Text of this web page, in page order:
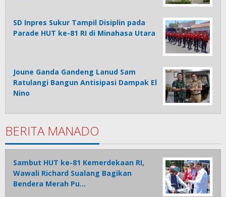
SD Inpres Sukur Tampil Disiplin pada
Parade HUT ke-81 RI di Minahasa Utara
Joune Ganda Gandeng Lanud Sam
Ratulangi Bangun Antisipasi Dampak El
Nino
BERITA MANADO
Sambut HUT ke-81 Kemerdekaan RI,
Wawali Richard Sualang Bagikan
Bendera Merah Pu…